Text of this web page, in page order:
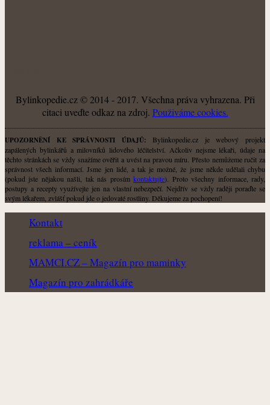
Bylinkopedie.cz © 2014 - 2017. Všechna práva vyhrazena. Při
citaci uveďte odkaz na zdroj. Použiváme cookies.
UPOZORNĚNÍ KE SPRÁVNOSTI ÚDAJŮ: Bylinkopedie.cz je webový projekt
zapálených bylinkářů a milovníků lidového léčitelství. Ačkoliv nejsme lékaři, údaje na
těchto stránkách se vždy snažíme ověřit a uvést na pravou míru. Přesto nemůžeme ručit za
správnost všech informací. Jsme jen lidé, a tak je možné, že jsme někde udělali chybu
(pokud jste nějakou našli, tak nás prosímkontaktujte). Proto všechny informace, rady,
postupy a recepty využívejte jen na vlastní nebezpečí. Nejdřív se vždy raději poraďte se
svým lékařem, zvlášť pokud jde o jedovaté rostliny. Děkujeme za pochopení!
Kontakt
reklama – ceník
MAMCI.CZ – Magazín pro maminky
Magazín pro zahrádkáře